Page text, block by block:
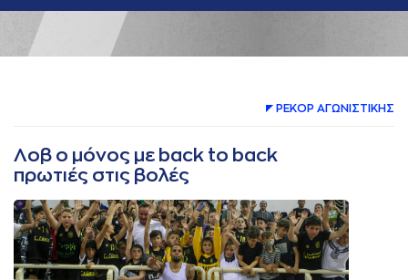
ΡΕΚΟΡ AΓΩΝΙΣΤΙΚΗΣ
Λοβ ο μόνος με back to back
πρωτιές στις βολές